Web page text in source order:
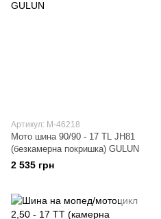
Артикул: M-46218
Мото шина 90/90 - 17 TL JH81
(безкамерна покришка) GULUN
2 535 грн